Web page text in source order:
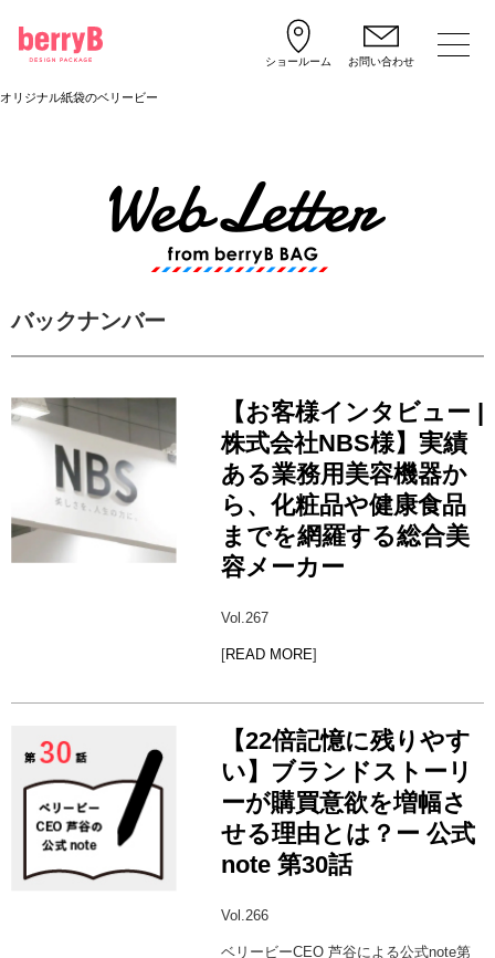
ショールーム お問い合わせ
オリジナル紙袋のベリービー
バックナンバー
【お客様インタビュー |
株式会社NBS様】実績
ある業務用美容機器か
ら、化粧品や健康食品
までを網羅する総合美
容メーカー
Vol.267
[READ MORE]
【22倍記憶に残りやす
い】ブランドストーリ
ーが購買意欲を増幅さ
せる理由とは？ー 公式
note 第30話
Vol.266
ベリービーCEO 芦谷による公式note第